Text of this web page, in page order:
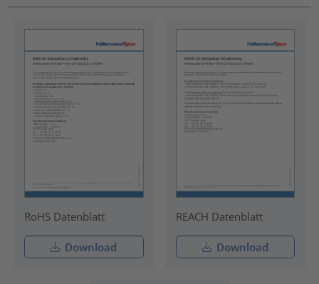
RoHS Datenblatt
Download
REACH Datenblatt
Download